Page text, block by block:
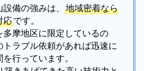
備の強みは、 地域密着なら
応です。
多摩地区に限定しているの
トラブル依頼があれば迅速に
行っています。